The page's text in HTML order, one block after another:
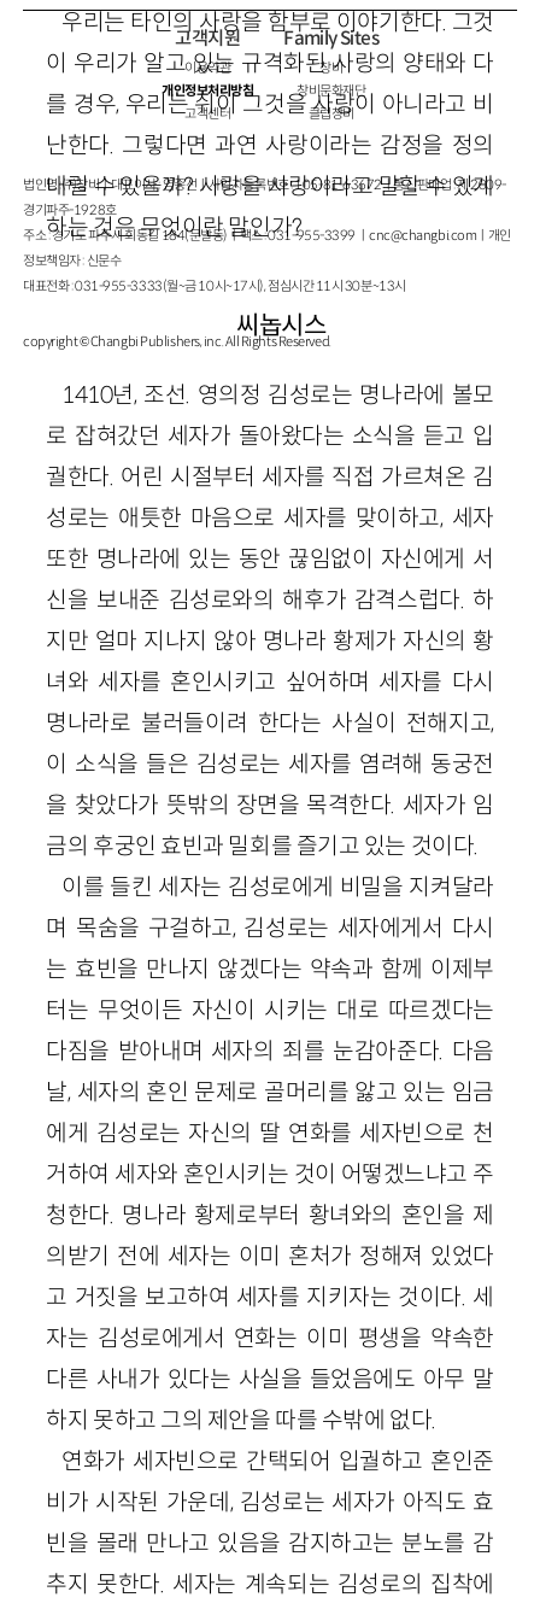
우리는 타인의 사랑을 함부로 이야기한다. 그것
이 우리가 알고 있는 규격화된 사랑의 양태와 다
를 경우, 우리는 쉬이 그것을 사랑이 아니라고 비
난한다. 그렇다면 과연 사랑이라는 감정을 정의
내릴 수 있을까? 사랑을 사랑이라고 말할 수 있게
하는 것은 무엇이란 말인가?
씨놉시스
1410년, 조선. 영의정 김성로는 명나라에 볼모
로 잡혀갔던 세자가 돌아왔다는 소식을 듣고 입
궐한다. 어린 시절부터 세자를 직접 가르쳐온 김
성로는 애틋한 마음으로 세자를 맞이하고, 세자
또한 명나라에 있는 동안 끊임없이 자신에게 서
신을 보내준 김성로와의 해후가 감격스럽다. 하
지만 얼마 지나지 않아 명나라 황제가 자신의 황
녀와 세자를 혼인시키고 싶어하며 세자를 다시
명나라로 불러들이려 한다는 사실이 전해지고,
이 소식을 들은 김성로는 세자를 염려해 동궁전
을 찾았다가 뜻밖의 장면을 목격한다. 세자가 임
금의 후궁인 효빈과 밀회를 즐기고 있는 것이다.
이를 들킨 세자는 김성로에게 비밀을 지켜달라
며 목숨을 구걸하고, 김성로는 세자에게서 다시
는 효빈을 만나지 않겠다는 약속과 함께 이제부
터는 무엇이든 자신이 시키는 대로 따르겠다는
다짐을 받아내며 세자의 죄를 눈감아준다. 다음
날, 세자의 혼인 문제로 골머리를 앓고 있는 임금
에게 김성로는 자신의 딸 연화를 세자빈으로 천
거하여 세자와 혼인시키는 것이 어떻겠느냐고 주
청한다. 명나라 황제로부터 황녀와의 혼인을 제
의받기 전에 세자는 이미 혼처가 정해져 있었다
고 거짓을 보고하여 세자를 지키자는 것이다. 세
자는 김성로에게서 연화는 이미 평생을 약속한
다른 사내가 있다는 사실을 들었음에도 아무 말
하지 못하고 그의 제안을 따를 수밖에 없다.
연화가 세자빈으로 간택되어 입궐하고 혼인준
비가 시작된 가운데, 김성로는 세자가 아직도 효
빈을 몰래 만나고 있음을 감지하고는 분노를 감
추지 못한다. 세자는 계속되는 김성로의 집착에
고객지원
이용약관
개인정보처리방침
고객센터
Family Sites
창비
창비문화재단
클럽창비
법인명 : ㈜창비ㅣ대표이사 : 염종선ㅣ사업자등록번호 : 105-81-63672ㅣ통신판매업 : 제 2009-
경기파주-1928호
주소 : 경기도 파주시 회동길 184(문발동)ㅣ팩스 : 031-955-3399 ㅣcnc@changbi.com ㅣ개인
정보책임자 : 신문수
대표전화 : 031-955-3333(월~금 10시~17시), 점심시간 11시 30분~13시
copyright © Changbi Publishers, inc. All Rights Reserved.